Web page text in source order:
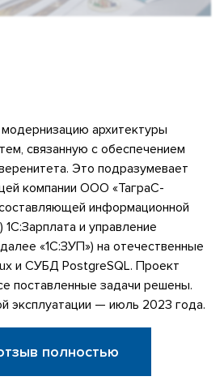
архитектуры
связанную с обеспечением
Это подразумевает
компании ООО «ТаграС-
информационной
и управление
«1С:ЗУП») на отечественные
и СУБД PostgreSQL. Проект
поставленные задачи решены.
эксплуатации — июль 2023 года.
полностью